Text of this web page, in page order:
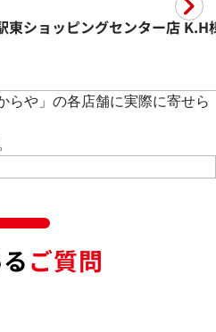
ブリオン
を再検討
#シャト
本日2回目
らや」の各店舗に実際に寄せら
ご質問